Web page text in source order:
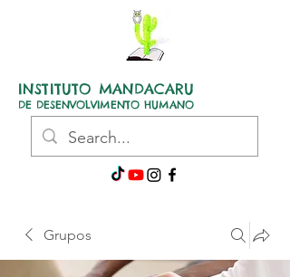
INSTITUTO MANDACARU
DE DESENVOLVIMENTO HUMANO
Grupos